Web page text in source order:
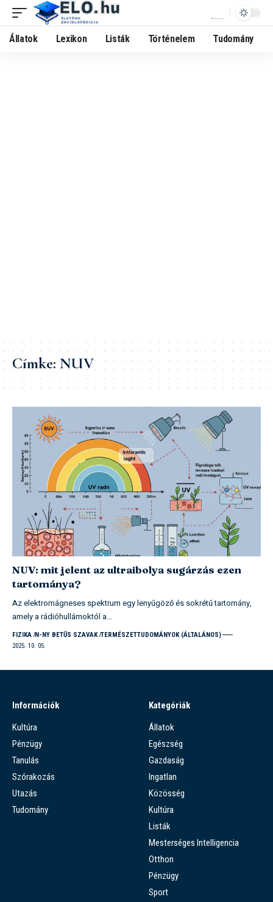
Állatok Lexikon Listák Történelem Tudomány
Címke:NUV
NUV: mit jelent az ultraibolya sugárzás ezen
tartománya?
Az elektromágneses spektrum egy lenyűgöző és sokrétű tartomány,
amely a rádióhullámoktól a…
FIZIKA N-NY BETŰS SZAVAK TERMÉSZETTUDOMÁNYOK (ÁLTALÁNOS)
2025. 10. 05.
Információk
Kultúra
Pénzügy
Tanulás
Szórakozás
Utazás
Tudomány
Kategóriák
Állatok
Egészség
Gazdaság
Ingatlan
Közösség
Kultúra
Listák
Mesterséges Intelligencia
Otthon
Pénzügy
Sport